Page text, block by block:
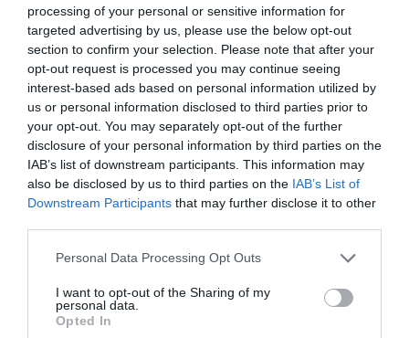
processing of your personal or sensitive information for
targeted advertising by us, please use the below opt-out
section to confirm your selection. Please note that after your
opt-out request is processed you may continue seeing
interest-based ads based on personal information utilized by
us or personal information disclosed to third parties prior to
your opt-out. You may separately opt-out of the further
disclosure of your personal information by third parties on the
IAB’s list of downstream participants. This information may
also be disclosed by us to third parties on the IAB’s List of
Downstream Participants that may further disclose it to other
Personal Data Processing Opt Outs
I want to opt-out of the Sharing of my
personal data.
Opted In
RÉPONDRE
a commenté :
24 septembre 2024 - 17 h
Cela occasionne des détours oui, mais que dire l’appareil
utilisé, un A340-300 (très bel avion au passage), très
gourmant en carburant…
Filoustylea commenté :
25 septembre 2024 - 9 h
18 min